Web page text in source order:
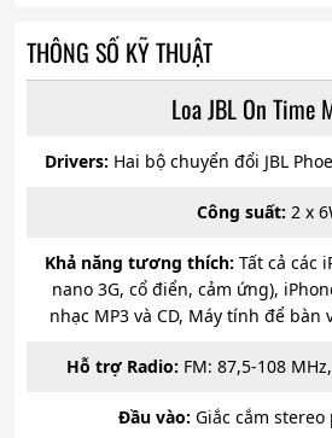
THÔNG SỐ KỸ THUẬT
Loa JBL On Time
Drivers: Hai bộ chuyển đổi JBL
Công suất: 2 x
Khả năng tương thích: Tất cả các
nano 3G, cổ điển, cảm ứng),
nhạc MP3 và CD, Máy tính để bàn
Hỗ trợ Radio: FM: 87,5-108
Đầu vào: Giắc cắm